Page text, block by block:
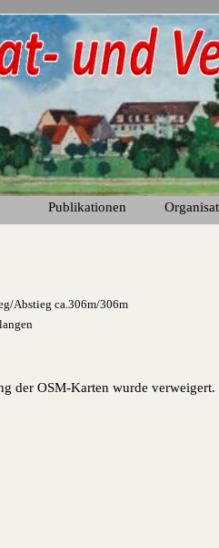
▼
Publikationen ▼
Abstieg ca.306m/306m
der OSM-Karten wurde